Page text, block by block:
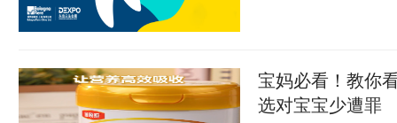
宝妈必看！教你
选对宝宝少遭罪